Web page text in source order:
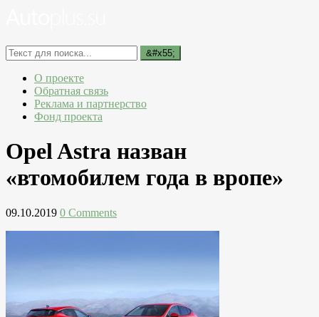
О проекте
Обратная связь
Реклама и партнерство
Фонд проекта
Opel Astra назван
«втомобилем года в вропе»
09.10.2019 0 Comments